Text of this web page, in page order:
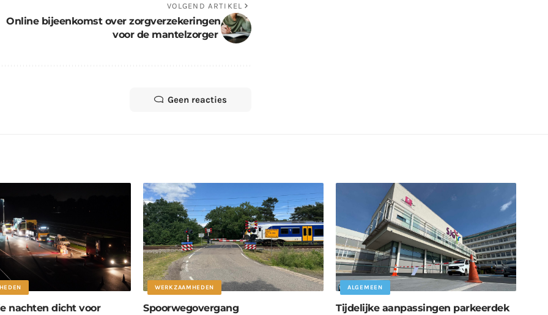
VOLGEND ARTIKEL
Online bijeenkomst over zorgverzekeringen
voor de mantelzorger
Geen reacties
nachten dicht voor
WERKZAAMHEDEN
Spoorwegovergang
ALGEMEEN
Tijdelijke aanpassingen parkeerdek